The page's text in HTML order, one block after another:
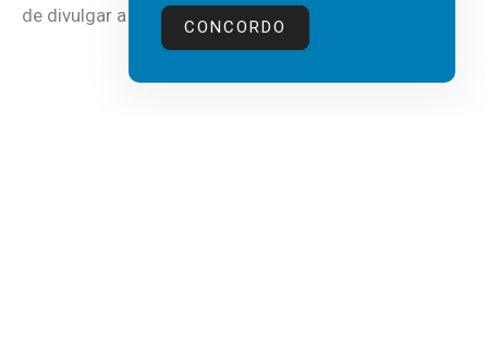
de divulgar a mais recente...
CONCORDO